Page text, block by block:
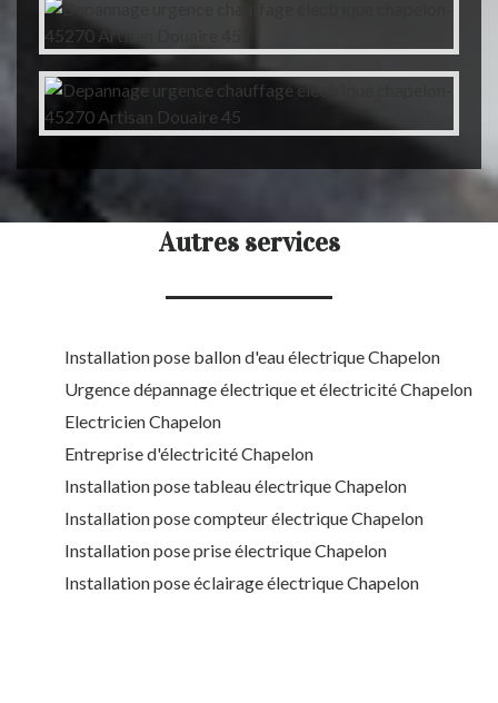
Autres services
Installation pose ballon d'eau électrique Chapelon
Urgence dépannage électrique et électricité Chapelon
Electricien Chapelon
Entreprise d'électricité Chapelon
Installation pose tableau électrique Chapelon
Installation pose compteur électrique Chapelon
Installation pose prise électrique Chapelon
Installation pose éclairage électrique Chapelon